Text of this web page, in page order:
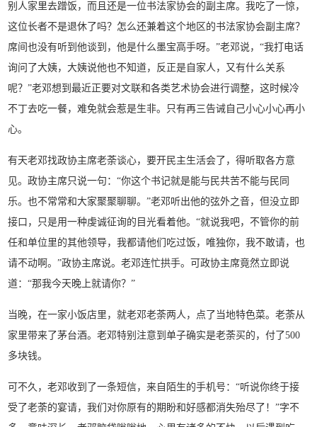
别人家里去蹭饭，而且还是一位书法家协会的副主席。我吃了一惊，
这位长者不是退休了吗？怎么还兼着这个地区的书法家协会副主席？
席间也没有听到他谈到，他是什么墨宝高手呀。”老邓说，“我打电话
询问了大姨，大姨说他也不知道，反正是自家人，又有什么关系
呢？”老邓想到最近正要对文联和各类艺术协会进行调整，这时候冷
不丁去吃一餐，难免就会惹是生非。只有再三告诫自己小心小心再小
心。
有天老邓找政协主席老荼谈心，要开民主生活会了，得听取各方意
见。政协主席只说一句：“你这个书记就是能与民共苦不能与民同
乐。也不常常和大家聚聚聊聊。”老邓听出他的弦外之音，但没立即
接口，只是用一种虔诚征询的目光看着他。“就说我吧，不管你的前
任和单位里的其他领导，我都请他们吃过饭，唯独你，我不敢请，也
请不动啊。”政协主席说。老邓连忙拱手。可政协主席竟然立即说
道：“那我今天晚上就请你？”
当晚，在一家小饭店里，就老邓老荼两人，点了当地特色菜。老荼从
家里带来了茅台酒。老邓特别注意到单子确实是老荼买的，付了500
多块钱。
可不久，老邓收到了一条短信，来自陌生的手机号：“听说你终于接
受了老荼的宴请，我们对你原有的期盼和好感都消失殆尽了！”字不